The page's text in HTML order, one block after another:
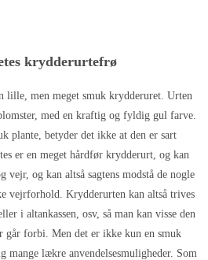
krydderurtefrø
lille, men meget smuk krydderuret. Urten
med en kraftig og fyldig gul farve.
plante, betyder det ikke at den er sart
er en meget hårdfør krydderurt, og kan
vejr, og kan altså sagtens modstå de nogle
vejrforhold. Krydderurten kan altså trives
i altankassen, osv, så man kan visse den
går forbi. Men det er ikke kun en smuk
mange lækre anvendelsesmuligheder. Som